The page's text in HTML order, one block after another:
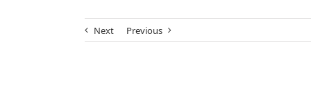
Previous
Next